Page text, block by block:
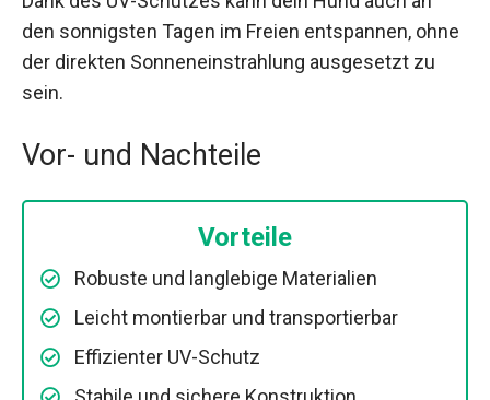
den sonnigsten Tagen im Freien entspannen, ohne
der direkten Sonneneinstrahlung ausgesetzt zu
sein.
Vor- und Nachteile
Vorteile
Robuste und langlebige Materialien
Leicht montierbar und transportierbar
Effizienter UV-Schutz